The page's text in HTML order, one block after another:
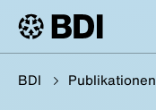
BDI Publikationen